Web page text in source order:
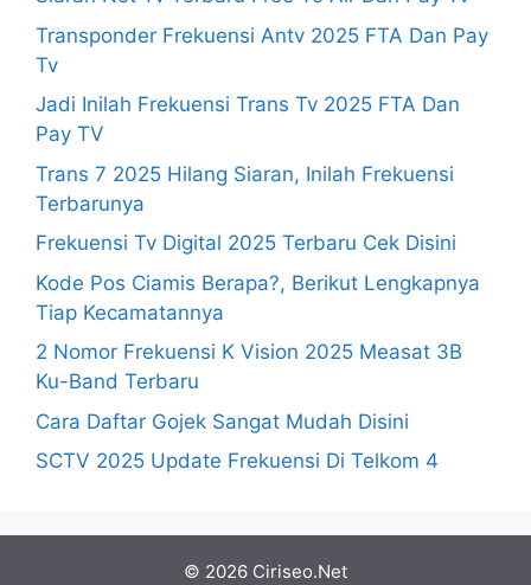
Transponder Frekuensi Antv 2025 FTA Dan Pay
Tv
Jadi Inilah Frekuensi Trans Tv 2025 FTA Dan
Pay TV
Trans 7 2025 Hilang Siaran, Inilah Frekuensi
Terbarunya
Frekuensi Tv Digital 2025 Terbaru Cek Disini
Kode Pos Ciamis Berapa?, Berikut Lengkapnya
Tiap Kecamatannya
2 Nomor Frekuensi K Vision 2025 Measat 3B
Ku-Band Terbaru
Cara Daftar Gojek Sangat Mudah Disini
SCTV 2025 Update Frekuensi Di Telkom 4
© 2026 Ciriseo.Net